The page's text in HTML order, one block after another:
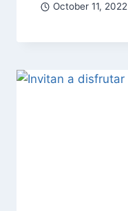
October 11, 2022